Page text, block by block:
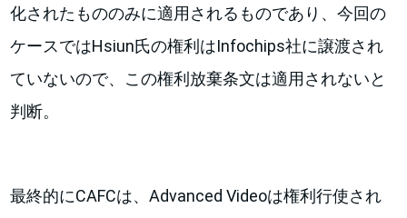
化されたもののみに適用されるものであり、今回の
ケースではHsiun氏の権利はInfochips社に譲渡され
ていないので、この権利放棄条文は適用されないと
判断。
最終的にCAFCは、Advanced Videoは権利行使され